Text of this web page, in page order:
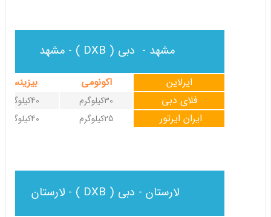
مشهد - دبی ( DXB ) - مشهد
بیزینس اکونومی ایرلاین
40کیلوگرم 30کیلوگرم فلای دبی
40کیلوگرم 25کیلوگرم ایران ایرتور
لارستان - دبی ( DXB ) - لارستان